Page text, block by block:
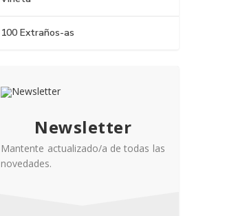
100 Extraños-as
Newsletter
Mantente actualizado/a de todas las
novedades.